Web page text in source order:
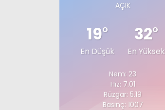
AÇIK
19°
En Düşük
32°
En Yüksek
Nem: 23
Hız: 7.01
Rüzgar: 5.19
Basınç: 1007